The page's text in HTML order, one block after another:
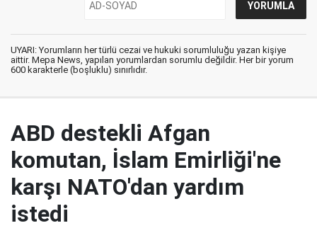
UYARI: Yorumların her türlü cezai ve hukuki sorumluluğu yazan kişiye
aittir. Mepa News, yapılan yorumlardan sorumlu değildir. Her bir yorum
600 karakterle (boşluklu) sınırlıdır.
ABD destekli Afgan
komutan, İslam Emirliği'ne
karşı NATO'dan yardım
istedi